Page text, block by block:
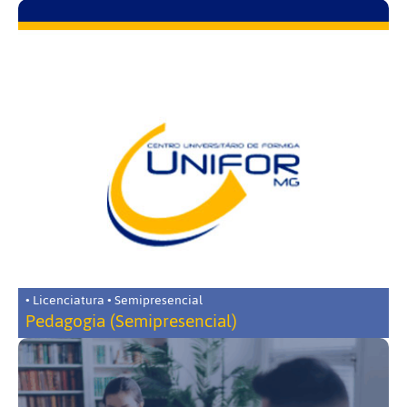
• Licenciatura • Semipresencial
Pedagogia (Semipresencial)